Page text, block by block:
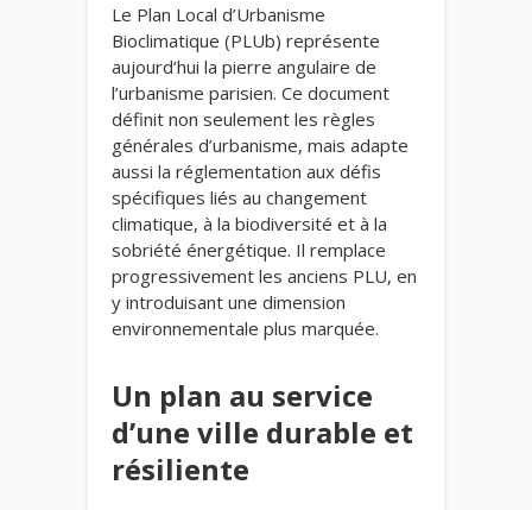
Le Plan Local d’Urbanisme
Bioclimatique (PLUb) représente
aujourd’hui la pierre angulaire de
l’urbanisme parisien. Ce document
définit non seulement les règles
générales d’urbanisme, mais adapte
aussi la réglementation aux défis
spécifiques liés au changement
climatique, à la biodiversité et à la
sobriété énergétique. Il remplace
progressivement les anciens PLU, en
y introduisant une dimension
environnementale plus marquée.
Un plan au service
d’une ville durable et
résiliente